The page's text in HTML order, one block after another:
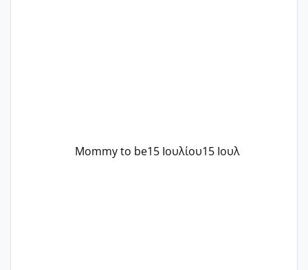
Mommy to be15 Ιουλίου15 Ιουλ